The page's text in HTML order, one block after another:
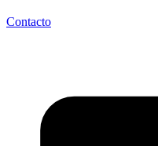
Contacto